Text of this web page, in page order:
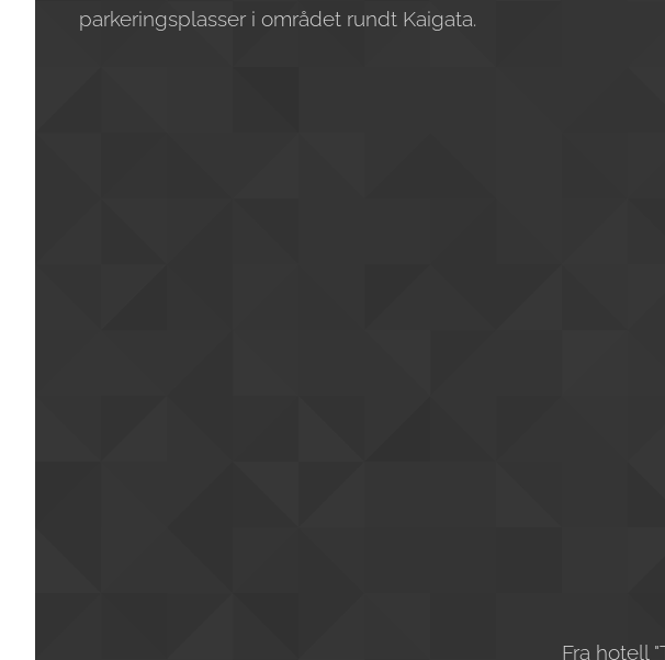
parkeringsplasser i området rundt Kaigata.
Fra hotell "The